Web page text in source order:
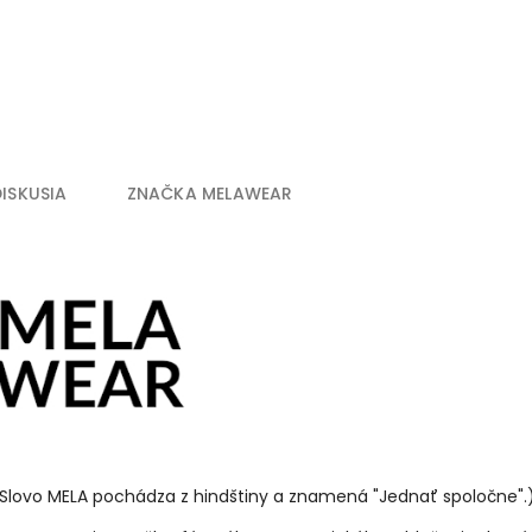
ZNAČKA MELAWEAR
MELA pochádza z hindštiny a znamená "Jednať